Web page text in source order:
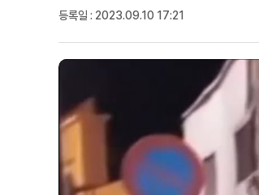
등록일 : 2023.09.10 17:21